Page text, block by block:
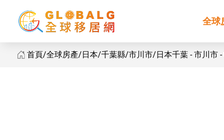
全球
首頁 全球房產 日本 千葉縣 市川市 日本千葉 - 市川市